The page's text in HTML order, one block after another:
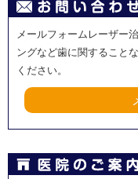
メールフォームレーザー
ングなど歯に関すること
ください。